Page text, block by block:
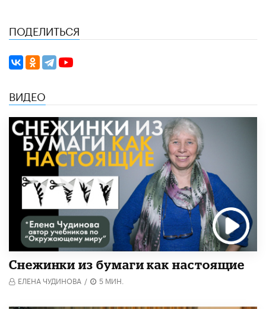
ПОДЕЛИТЬСЯ
ВИДЕО
Снежинки из бумаги как настоящие
ЕЛЕНА ЧУДИНОВА / 5 МИН.